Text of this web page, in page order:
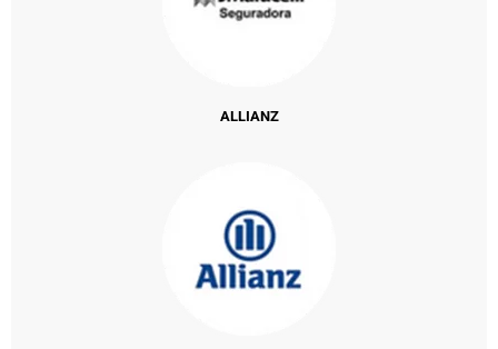
ALLIANZ